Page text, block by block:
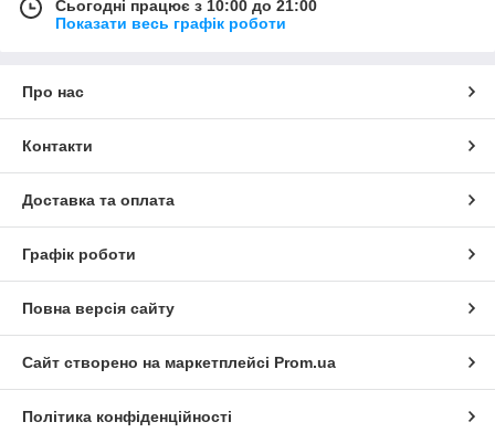
Сьогодні працює з 10:00 до 21:00
Показати весь графік роботи
Про нас
Контакти
Доставка та оплата
Графік роботи
Повна версія сайту
Сайт створено на маркетплейсі Prom.ua
Політика конфіденційності